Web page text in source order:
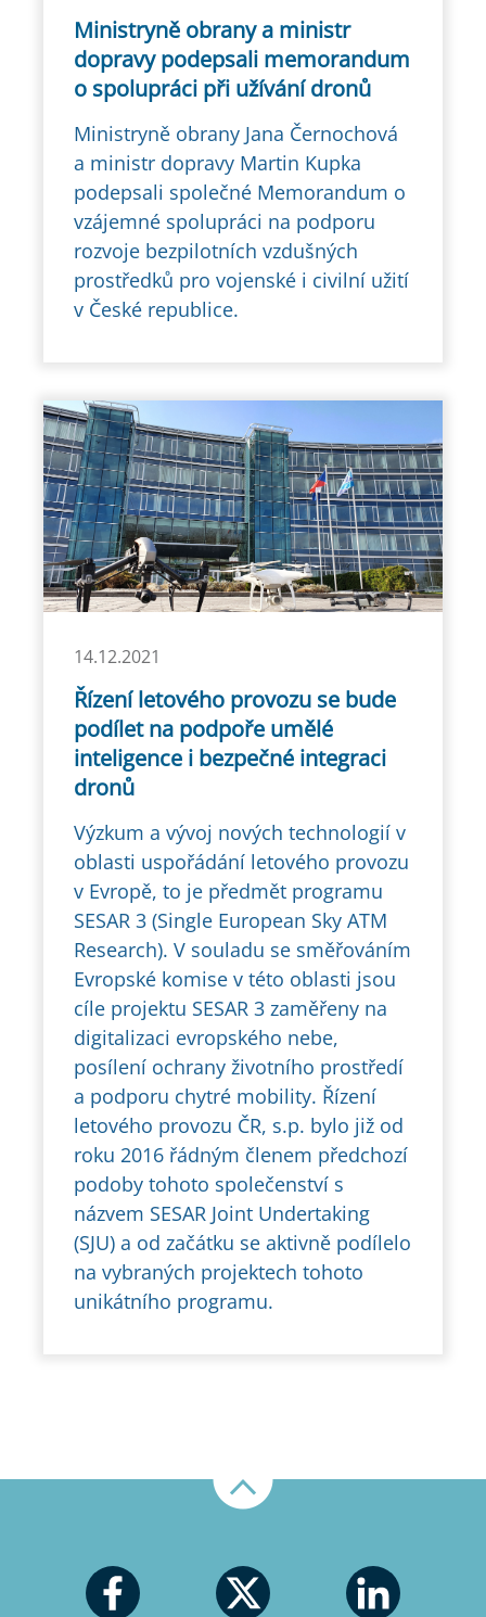
Ministryně obrany a ministr
dopravy podepsali memorandum
o spolupráci při užívání dronů
Ministryně obrany Jana Černochová
a ministr dopravy Martin Kupka
podepsali společné Memorandum o
vzájemné spolupráci na podporu
rozvoje bezpilotních vzdušných
prostředků pro vojenské i civilní užití
v České republice.
14.12.2021
Řízení letového provozu se bude
podílet na podpoře umělé
inteligence i bezpečné integraci
dronů
Výzkum a vývoj nových technologií v
oblasti uspořádání letového provozu
v Evropě, to je předmět programu
SESAR 3 (Single European Sky ATM
Research). V souladu se směřováním
Evropské komise v této oblasti jsou
cíle projektu SESAR 3 zaměřeny na
digitalizaci evropského nebe,
posílení ochrany životního prostředí
a podporu chytré mobility. Řízení
letového provozu ČR, s.p. bylo již od
roku 2016 řádným členem předchozí
podoby tohoto společenství s
názvem SESAR Joint Undertaking
(SJU) a od začátku se aktivně podílelo
na vybraných projektech tohoto
unikátního programu.